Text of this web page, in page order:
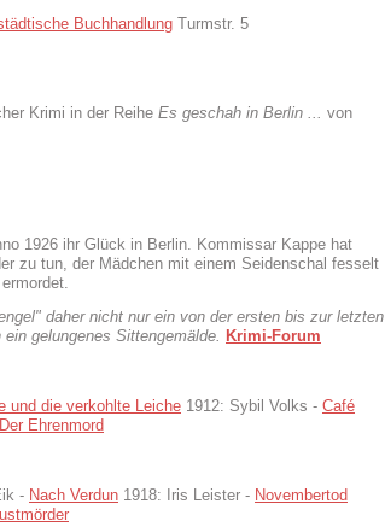
Buchhandlung Turmstr. 5
Krimi in der Reihe Es geschah in Berlin ...
von
1926 ihr Glück in Berlin. Kommissar Kappe hat
zu tun, der Mädchen mit einem Seidenschal fesselt
daher nicht nur ein von der ersten bis zur letzten
gelungenes Sittengemälde. Krimi-Forum
und die verkohlte Leiche 1912: Sybil Volks - Café
Der Ehrenmord
- Nach Verdun 1918: Iris Leister - Novembertod